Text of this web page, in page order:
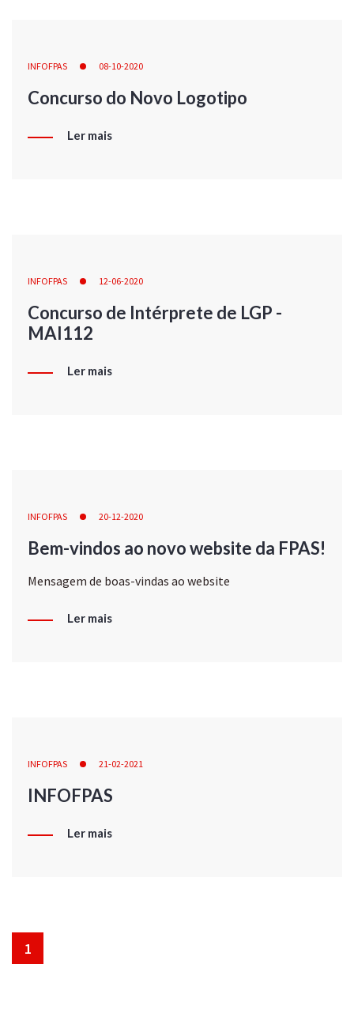
INFOFPAS 08-10-2020
Concurso do Novo Logotipo
Ler mais
INFOFPAS 12-06-2020
Concurso de Intérprete de LGP -
MAI112
Ler mais
INFOFPAS 20-12-2020
Bem-vindos ao novo website da FPAS!
Mensagem de boas-vindas ao website
Ler mais
INFOFPAS 21-02-2021
INFOFPAS
Ler mais
1